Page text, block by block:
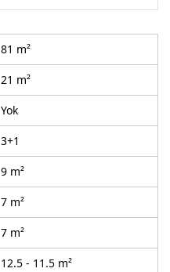
81 m²
21 m²
Yok
3+1
9 m²
7 m²
7 m²
12.5 - 11.5 m²